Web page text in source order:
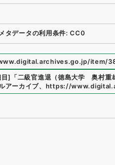
タデータの利用条件: CC0
item/
] 「二級官進退（徳島大学 奥村重
アーカイブ、 https://